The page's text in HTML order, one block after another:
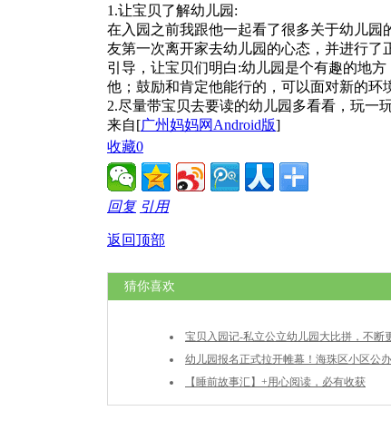
1.让宝贝了解幼儿园:
在入园之前我跟他一起看了很多关于幼儿
友第一次离开家去幼儿园的心态，并进行了
引导，让宝贝们明白:幼儿园是个有趣的地
他；鼓励和肯定他能行的，可以面对新的环
2.尽量带宝贝去要读的幼儿园多看看，玩一
来自[广州妈妈网Android版]
收藏0
回复 引用
返回顶部
猜你喜欢
宝贝入园记-私立公立幼儿园大比拼，不断
幼儿园报名正式拉开帷幕！海珠区小区公
岗区10号开始接受报名
【睡前故事汇】+用心阅读，必有收获